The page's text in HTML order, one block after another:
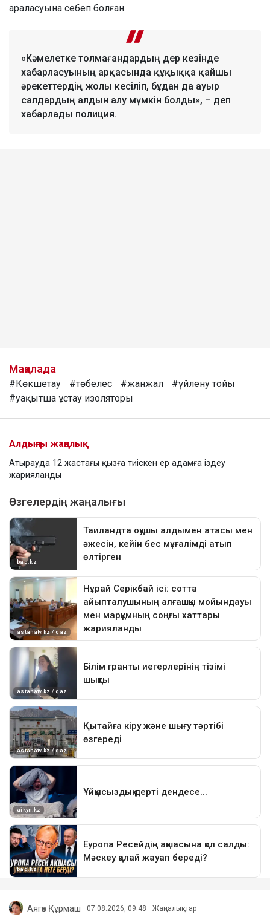
араласуына себеп болған.
«Кәмелетке толмағандардың дер кезінде
хабарласуының арқасында құқыққа қайшы
әрекеттердің жолы кесіліп, бұдан да ауыр
салдардың алдын алу мүмкін болды», – деп
хабарлады полиция.
Мақалада
#Көкшетау #төбелес #жанжал
#үйлену тойы
#уақытша ұстау изоляторы
Алдыңғы жаңалық
Атырауда 12 жастағы қызға тиіскен ер адамға іздеу
жарияланды
Аягөз Құрмаш 07.08.2026, 09:48 Жаңалықтар